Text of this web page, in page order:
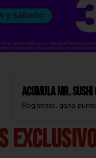
AcumulaMr. Sushi
Regístrate, gana